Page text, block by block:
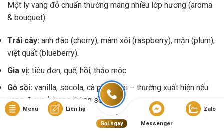
Một ly vang đỏ chuẩn thường mang nhiều lớp hương (aroma
& bouquet):
Trái cây: anh đào (cherry), mâm xôi (raspberry), mận (plum),
việt quất (blueberry).
Gia vị: tiêu đen, quế, hồi, thảo mộc.
Gỗ sồi: vanilla, socola, cà phê, khói – thường xuất hiện nếu
vang được ủ trong thùng sồi.
Đất & da thuộc:
mùi khoáng, mùi đất rừng, mùi da, thuốc lá
khô – đặc trưng ở những chai vang trưởng thành.
Menu Liên hệ
Gọi ngay Messenger
Zalo